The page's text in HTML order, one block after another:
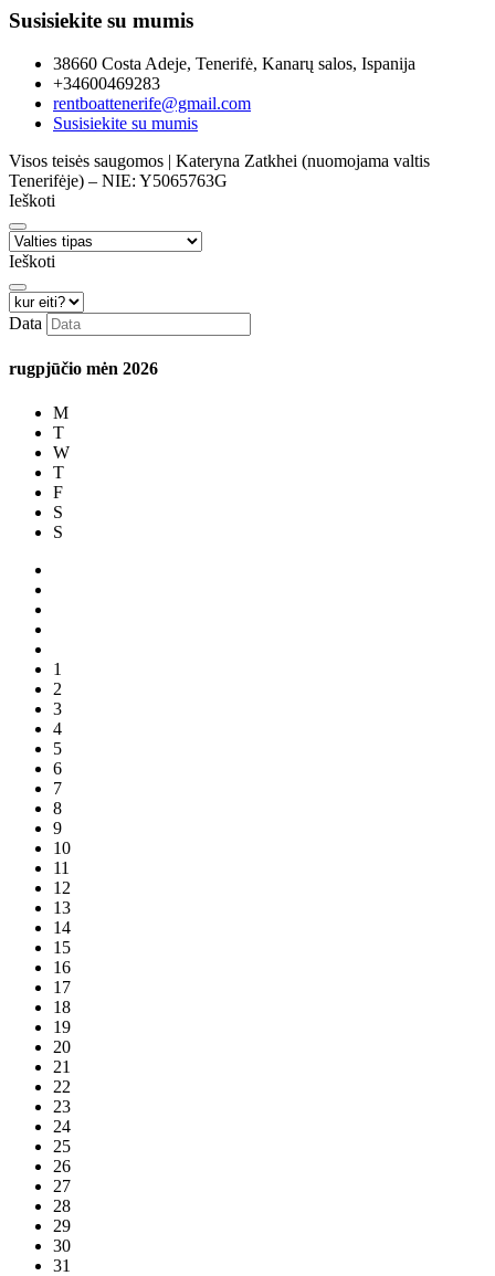
Susisiekite su mumis
38660 Costa Adeje, Tenerifė, Kanarų salos, Ispanija
+34600469283
rentboattenerife@gmail.com
Susisiekite su mumis
Visos teisės saugomos | Kateryna Zatkhei (nuomojama valtis
Tenerifėje) – NIE: Y5065763G
Ieškoti
Ieškoti
Data
rugpjūčio mėn 2026
M
T
W
T
F
S
S
1
2
3
4
5
6
7
8
9
10
11
12
13
14
15
16
17
18
19
20
21
22
23
24
25
26
27
28
29
30
31